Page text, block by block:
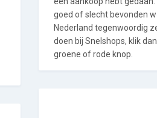
goed of slecht bevonden
Nederland tegenwoordig
doen bij Snelshops, klik
groene of rode knop.